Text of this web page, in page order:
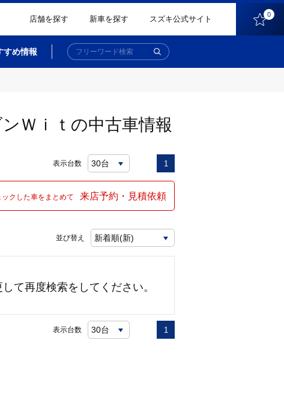
店舗を探す 新車を探す スズキ公式サイト 0
すめ情報
Ｗｉｔの中古車情報
表示台数 1
ックした車をまとめて 来店予約・見積依頼
並び替え
て再度検索をしてください。
表示台数 1